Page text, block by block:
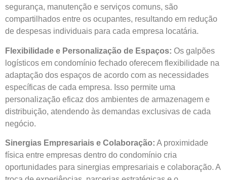
segurança, manutenção e serviços comuns, são
compartilhados entre os ocupantes, resultando em redução
de despesas individuais para cada empresa locatária.
Flexibilidade e Personalização de Espaços: Os galpões
logísticos em condomínio fechado oferecem flexibilidade na
adaptação dos espaços de acordo com as necessidades
específicas de cada empresa. Isso permite uma
personalização eficaz dos ambientes de armazenagem e
distribuição, atendendo às demandas exclusivas de cada
negócio.
Sinergias Empresariais e Colaboração: A proximidade
física entre empresas dentro do condomínio cria
oportunidades para sinergias empresariais e colaboração. A